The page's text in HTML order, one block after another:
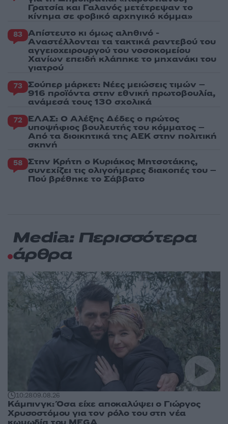
Γρατσία και Γαλανός μετέτρεψαν το
κίνημα σε φοβικό αρχηγικό κόμμα»
83 Απίστευτο κι όμως αληθινό -
Aναστέλλονται τα τακτικά ραντεβού του
αγγειοχειρουργού του νοσοκομείου
Χανίων επειδή κλάπηκε το μηχανάκι του
γιατρού
73 Σούπερ μάρκετ: Νέες μειώσεις τιμών –
916 προϊόντα στην εθνική πρωτοβουλία,
ανάμεσά τους 130 σχολικά
72 ΕΛΑΣ: Ο Αλέξης Δέδες ο πρώτος
υποψήφιος βουλευτής του κόμματος –
Από τα διοικητικά της ΑΕΚ στην πολιτική
σκηνή
58 Στην Κρήτη ο Κυριάκος Μητσοτάκης,
συνεχίζει τις ολιγοήμερες διακοπές του –
Πού βρέθηκε το Σάββατο
Media: Περισσότερα
άρθρα
10:2809.08.26
Κάμπινγκ: Όσα είχε αποκαλύψει ο Γιώργος
Χρυσοστόμου για τον ρόλο του στη νέα